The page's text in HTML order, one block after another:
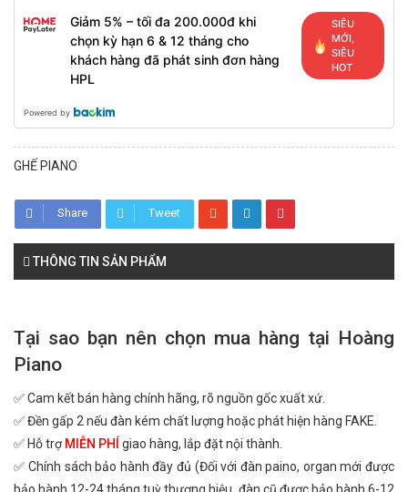
Giảm 5% – tối đa 200.000đ khi
chọn kỳ hạn 6 & 12 tháng cho
khách hàng đã phát sinh đơn hàng
HPL
SIÊU
MỚI,
SIÊU
HOT
Powered by
GHẾ PIANO
Share Tweet
THÔNG TIN SẢN PHẨM
Tại sao bạn nên chọn mua hàng tại Hoàng
Piano
✅ Cam kết bán hàng chính hãng, rõ nguồn gốc xuất xứ.
✅ Đền gấp 2 nếu đàn kém chất lượng hoặc phát hiện hàng FAKE.
✅ Hỗ trợ MIỄN PHÍ giao hàng, lắp đặt nội thành.
✅ Chính sách bảo hành đầy đủ (Đối với đàn paino, organ mới được